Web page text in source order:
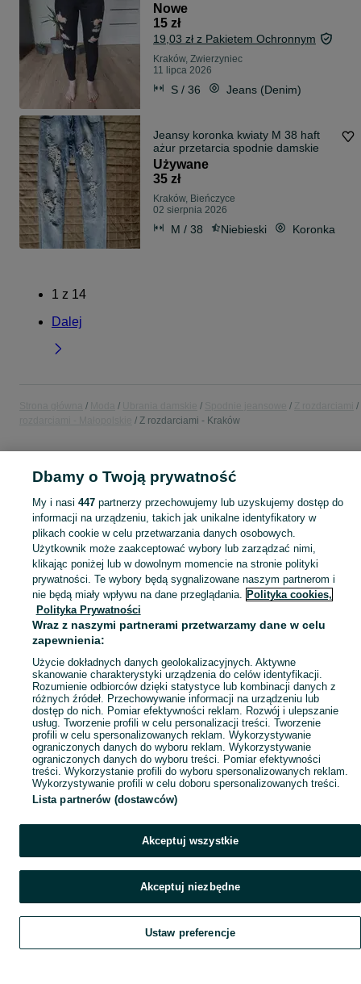
Nowe
15 zł
19,03 zł z Pakietem Ochronnym
Kraków, Zwierzyniec
11 lipca 2026
S / 36 Jeans (Denim)
Jeansy koronka kwiaty M 38 haft
ażur przetarcia spodnie damskie
Używane
35 zł
Kraków, Bieńczyce
02 sierpnia 2026
M / 38 Niebieski Koronka
1 z 14
Dalej
Z rozdarciami - Kraków
KATEGORIA
Bogaty wybór jeansów z rozdarciami damskich Kraków ▶️ Różne materiały i kolory ✅ Nowe i używane w atrakcyjnych cenach ✌ Sprawdź oferty na OLX.pl! Zobacz
Mapa kategorii
Mapa miejscowości
Mapa ministron
Szukaj Obserwujesz Dodaj Czat Konto
Dbamy o Twoją prywatność
My i nasi 447partnerzy przechowujemy lub uzyskujemy dostęp do
informacji na urządzeniu, takich jak unikalne identyfikatory w
plikach cookie w celu przetwarzania danych osobowych.
Użytkownik może zaakceptować wybory lub zarządzać nimi,
klikając poniżej lub w dowolnym momencie na stronie polityki
prywatności. Te wybory będą sygnalizowane naszym partnerom i
nie będą miały wpływu na dane przeglądania. Polityka cookies,
Polityka Prywatności
Wraz z naszymi partnerami przetwarzamy dane w celu
zapewnienia:
Użycie dokładnych danych geolokalizacyjnych. Aktywne
skanowanie charakterystyki urządzenia do celów identyfikacji.
Rozumienie odbiorców dzięki statystyce lub kombinacji danych z
różnych źródeł. Przechowywanie informacji na urządzeniu lub
dostęp do nich. Pomiar efektywności reklam. Rozwój i ulepszanie
usług. Tworzenie profili w celu personalizacji treści. Tworzenie
profili w celu spersonalizowanych reklam. Wykorzystywanie
ograniczonych danych do wyboru reklam. Wykorzystywanie
ograniczonych danych do wyboru treści. Pomiar efektywności
treści. Wykorzystanie profili do wyboru spersonalizowanych reklam.
Wykorzystywanie profili w celu doboru spersonalizowanych treści.
Lista partnerów (dostawców)
Akceptuj wszystkie
Akceptuj niezbędne
Ustaw preferencje